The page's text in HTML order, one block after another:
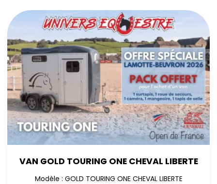
VAN GOLD TOURING ONE CHEVAL LIBERTE
Modèle : GOLD TOURING ONE CHEVAL LIBERTE